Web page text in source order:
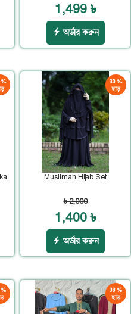
1,499 ৳
অর্ডার করুন
%
30 %
ছাড়
Muslimah Hijab Set
৳ 2,000
1,400 ৳
অর্ডার করুন
%
38 %
ছাড়